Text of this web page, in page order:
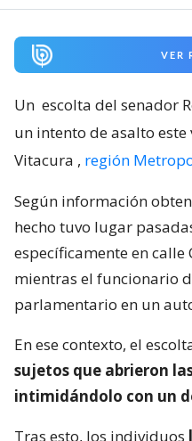
VER
Un escolta del senador
un intento de asalto
Vitacura , región
Según información
hecho tuvo lugar
específicamente en calle
mientras el funcionario
parlamentario en un
En ese contexto, el
sujetos que abrieron
intimidándolo con un
Tras esto, los individuos